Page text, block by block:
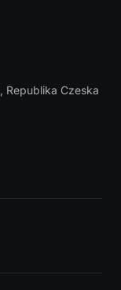
, Republika Czeska